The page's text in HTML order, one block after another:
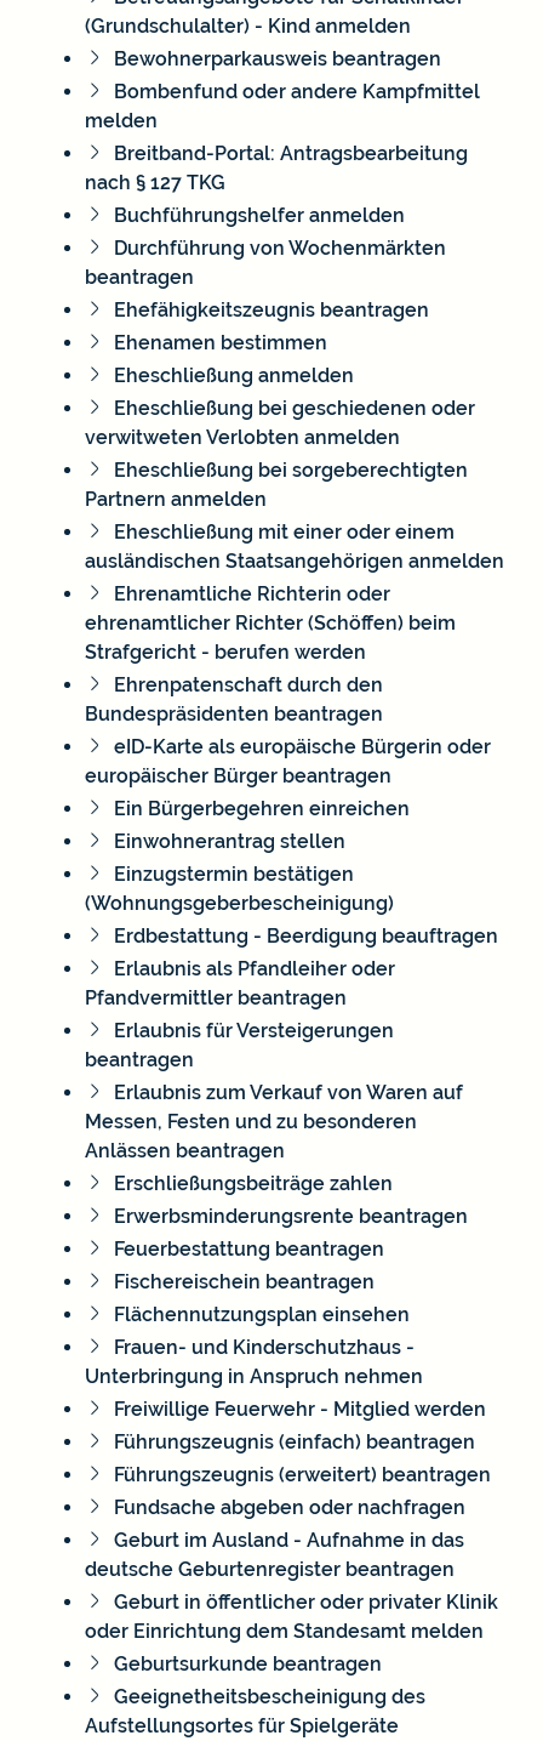
(Grundschulalter) - Kind anmelden
Bewohnerparkausweis beantragen
Bombenfund oder andere Kampfmittel
melden
Breitband-Portal: Antragsbearbeitung
nach § 127 TKG
Buchführungshelfer anmelden
Durchführung von Wochenmärkten
beantragen
Ehefähigkeitszeugnis beantragen
Ehenamen bestimmen
Eheschließung anmelden
Eheschließung bei geschiedenen oder
verwitweten Verlobten anmelden
Eheschließung bei sorgeberechtigten
Partnern anmelden
Eheschließung mit einer oder einem
ausländischen Staatsangehörigen anmelden
Ehrenamtliche Richterin oder
ehrenamtlicher Richter (Schöffen) beim
Strafgericht - berufen werden
Ehrenpatenschaft durch den
Bundespräsidenten beantragen
eID-Karte als europäische Bürgerin oder
europäischer Bürger beantragen
Ein Bürgerbegehren einreichen
Einwohnerantrag stellen
Einzugstermin bestätigen
(Wohnungsgeberbescheinigung)
Erdbestattung - Beerdigung beauftragen
Erlaubnis als Pfandleiher oder
Pfandvermittler beantragen
Erlaubnis für Versteigerungen
beantragen
Erlaubnis zum Verkauf von Waren auf
Messen, Festen und zu besonderen
Anlässen beantragen
Erschließungsbeiträge zahlen
Erwerbsminderungsrente beantragen
Feuerbestattung beantragen
Fischereischein beantragen
Flächennutzungsplan einsehen
Frauen- und Kinderschutzhaus -
Unterbringung in Anspruch nehmen
Freiwillige Feuerwehr - Mitglied werden
Führungszeugnis (einfach) beantragen
Führungszeugnis (erweitert) beantragen
Fundsache abgeben oder nachfragen
Geburt im Ausland - Aufnahme in das
deutsche Geburtenregister beantragen
Geburt in öffentlicher oder privater Klinik
oder Einrichtung dem Standesamt melden
Geburtsurkunde beantragen
Geeignetheitsbescheinigung des
Aufstellungsortes für Spielgeräte